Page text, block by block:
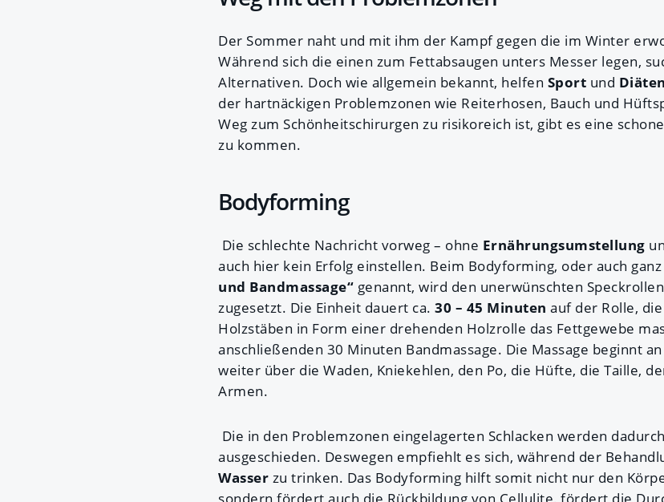
Der Sommer naht und mit ihm der Kampf gegen die im Winter
Während sich die einen zum Fettabsaugen unters Messer legen,
Alternativen. Doch wie allgemein bekannt, helfen Sport und Diäten
der hartnäckigen Problemzonen wie Reiterhosen, Bauch und
Weg zum Schönheitschirurgen zu risikoreich ist, gibt es eine
zu kommen.
Bodyforming
Die schlechte Nachricht vorweg – ohne Ernährungsumstellung
auch hier kein Erfolg einstellen. Beim Bodyforming, oder auch ganz
und Bandmassage“ genannt, wird den unerwünschten
zugesetzt. Die Einheit dauert ca. 30 – 45 Minuten auf der Rolle,
Holzstäben in Form einer drehenden Holzrolle das Fettgewebe
anschließenden 30 Minuten Bandmassage. Die Massage beginnt
weiter über die Waden, Kniekehlen, den Po, die Hüfte, die Taille,
Armen.
Die in den Problemzonen eingelagerten Schlacken werden
ausgeschieden. Deswegen empfiehlt es sich, während der
Wasser zu trinken. Das Bodyforming hilft somit nicht nur den
sondern fördert auch die Rückbildung von Cellulite, fördert die